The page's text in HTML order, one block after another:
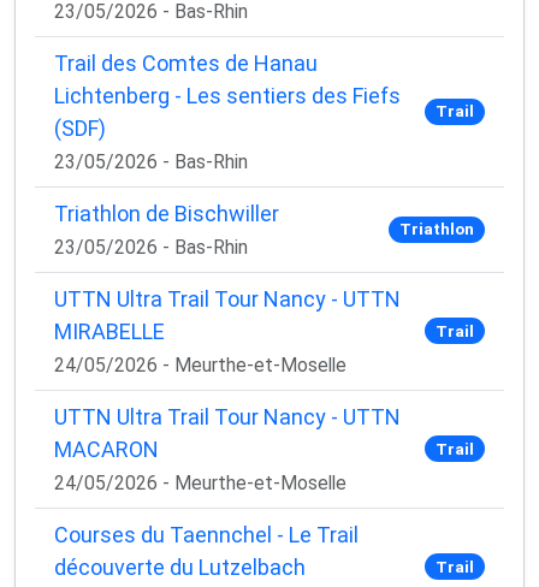
23/05/2026 - Bas-Rhin
Trail des Comtes de Hanau
Lichtenberg - Les sentiers des Fiefs
(SDF)
23/05/2026 - Bas-Rhin
Trail
Triathlon de Bischwiller
23/05/2026 - Bas-Rhin
Triathlon
UTTN Ultra Trail Tour Nancy - UTTN
MIRABELLE
24/05/2026 - Meurthe-et-Moselle
Trail
UTTN Ultra Trail Tour Nancy - UTTN
MACARON
24/05/2026 - Meurthe-et-Moselle
Trail
Courses du Taennchel - Le Trail
découverte du Lutzelbach
Trail